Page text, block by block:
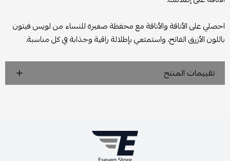
احصلي على الأناقة والأناقة مع محفظة صغيرة للنساء من لويس فيتون
باللون الأزرق الفاتح، واستمتعي بإطلالة راقية وجذابة في كل مناسبة.
تقييمات المنتج